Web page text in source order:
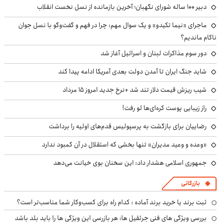
دبیر ۱۰۰ ساله شورای نگهبان؛ آخرین بازمانده از نسل نخست انقلاب
ماجرای «نیما تکیدو» و یک سوال مهم: چرا در فهم و گفت‌وگو با نسل جوان
ناکام ماندیم؟
دور سوم مذاکرات لبنان و اسرائیل آغاز شد
شاید جنگ ایران تا آمدن دولت بعدی آمریکا ادامه پیدا کند
شیب ریزش قیمت دلار تند شد +نرخ جدید امروز ۱۵ مرداد
راز زیبایی پوست کره‌ای‌ها لو رفت!
رضاییان برای بازگشت به پرسپولیس قدم‌های اولیه را برداشت
«وعده و وعید مدیران» تنها بخشی که استقلال در آن کمبود ندارد
جمهوری اسلامی هشدار داد: این سخنان بوی خیانت می‌دهد
بازرگانی
ثبت برند یا خرید برند آماده : کدام راه برای کسب‌وکار شما مناسب‌تر است؟
بررسی ویژگی های فنی جرثقیل ها: هر بازرسی این ویژگی ها را باید بلد باشد